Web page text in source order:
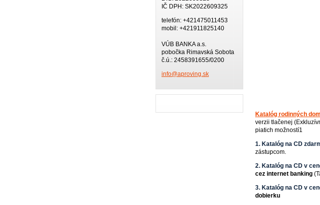
Katalóg rodinných
verzii tlačenej
piatich možností1
1. Katalóg na CD
zástupcom.
2. Katalóg na CD v
cez internet banking
3. Katalóg na CD v
dobierku
IČ DPH: SK2022609325
telefón: +421475011453
mobil: +421911825140
VÚB BANKA a.s.
pobočka Rimavská Sobota
č.ú.: 2458391655/0200
info@aproving.sk